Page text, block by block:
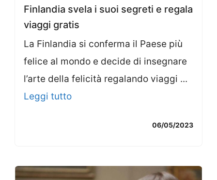
Finlandia svela i suoi segreti e regala
viaggi gratis
La Finlandia si conferma il Paese più
felice al mondo e decide di insegnare
l’arte della felicità regalando viaggi ...
Leggi tutto
06/05/2023